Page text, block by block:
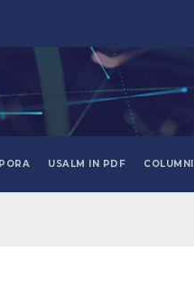
USALM IN PDF